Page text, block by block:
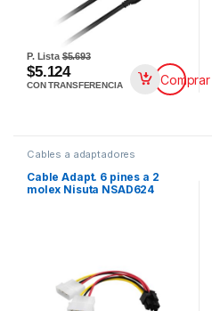
P. Lista$5.693
$5.124
CON TRANSFERENCIA Comprar
Cables a adaptadores
Cable Adapt. 6 pines a 2
molex Nisuta NSAD624